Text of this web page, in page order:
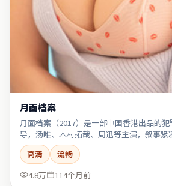
月面档案
月面档案（2017）是一部中国香港出品的
导，汤唯、木村拓哉、周迅等主演，叙事紧
高清
流畅
4.8万
114个月前